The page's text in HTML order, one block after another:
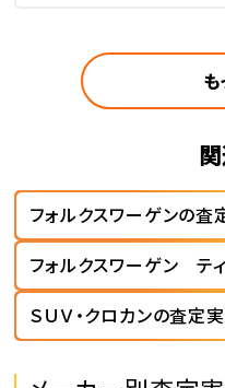
も
フォルクスワーゲンの査
フォルクスワーゲン テ
ＳＵＶ・クロカンの査定